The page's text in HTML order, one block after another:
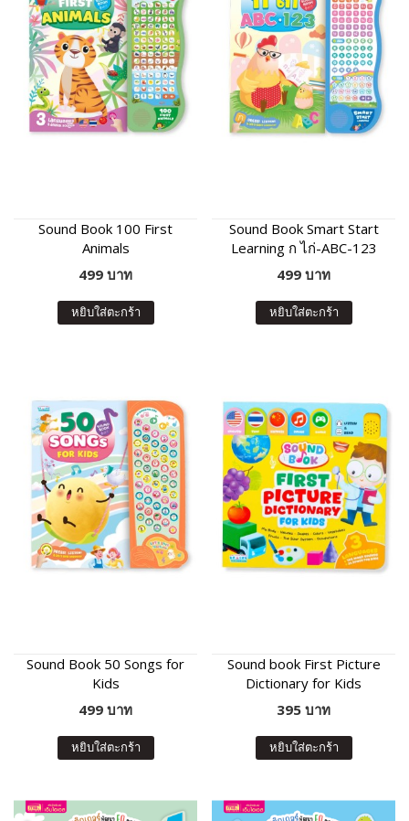
Sound Book 100 First
Animals
499 บาท
หยิบใส่ตะกร้า
Sound Book Smart Start
Learning ก ไก่-ABC-123
499 บาท
หยิบใส่ตะกร้า
Sound Book 50 Songs for
Kids
499 บาท
หยิบใส่ตะกร้า
Sound book First Picture
Dictionary for Kids
395 บาท
หยิบใส่ตะกร้า